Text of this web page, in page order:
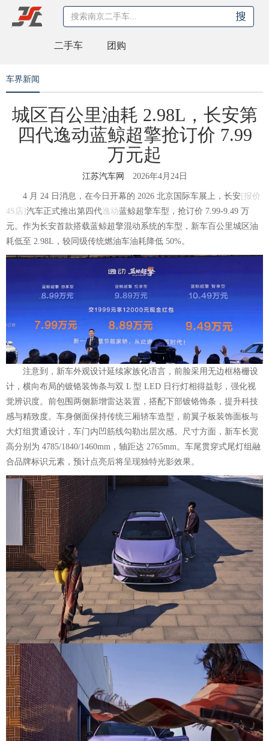
二手车 团购
车界新闻
城区百公里油耗 2.98L，长安第
四代逸动蓝鲸超擎抢订价 7.99
万元起
江苏汽车网 2026年4月24日
4 月 24 日消息，在今日开幕的 2026 北京国际车展上， 长安[报价
4S店] 汽车正式推出第四代逸动蓝鲸超擎车型，抢订价 7.99-9.49 万
元。作为长安首款搭载蓝鲸超擎混动系统的车型，新车百公里城区油
耗低至 2.98L，较同级传统燃油车油耗降低 50%。
注意到，新车外观设计延续家族化语言，前脸采用无边框格栅设
计，横向布局的镀铬装饰条与双 L 型 LED 日行灯相得益彰，强化视
觉辨识度。前包围两侧新增雷达装置，搭配下部镀铬饰条，提升科技
感与精致度。车身侧面保持传统三厢轿车造型，前翼子板装饰面板与
大灯组贯通设计，车门内凹筋线勾勒出层次感。尺寸方面，新车长宽
高分别为 4785/1840/1460mm，轴距达 2765mm。车尾贯穿式尾灯组融
合品牌标识元素，预计点亮后将呈现独特光影效果。